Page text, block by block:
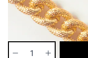
Cena za metr